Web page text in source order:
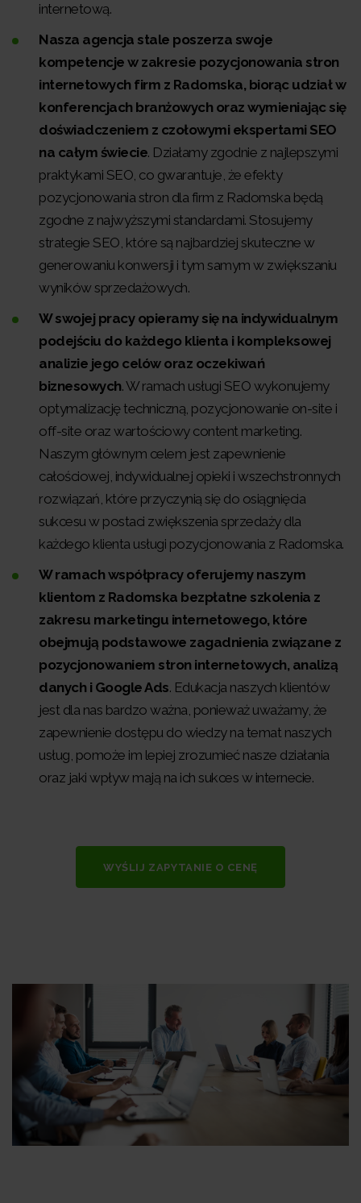
internetową.
Nasza agencja stale poszerza swoje
kompetencje w zakresie pozycjonowania stron
internetowych firm z Radomska, biorąc udział w
konferencjach branżowych oraz wymieniając się
doświadczeniem z czołowymi ekspertami SEO
na całym świecie. Działamy zgodnie z najlepszymi
praktykami SEO, co gwarantuje, że efekty
pozycjonowania stron dla firm z Radomska będą
zgodne z najwyższymi standardami. Stosujemy
strategie SEO, które są najbardziej skuteczne w
generowaniu konwersji i tym samym w zwiększaniu
wyników sprzedażowych.
W swojej pracy opieramy się na indywidualnym
podejściu do każdego klienta i kompleksowej
analizie jego celów oraz oczekiwań
biznesowych. W ramach usługi SEO wykonujemy
optymalizację techniczną, pozycjonowanie on-site i
off-site oraz wartościowy content marketing.
Naszym głównym celem jest zapewnienie
całościowej, indywidualnej opieki i wszechstronnych
rozwiązań, które przyczynią się do osiągnięcia
sukcesu w postaci zwiększenia sprzedaży dla
każdego klienta usługi pozycjonowania z Radomska.
W ramach współpracy oferujemy naszym
klientom z Radomska bezpłatne szkolenia z
zakresu marketingu internetowego, które
obejmują podstawowe zagadnienia związane z
pozycjonowaniem stron internetowych, analizą
danych i Google Ads. Edukacja naszych klientów
jest dla nas bardzo ważna, ponieważ uważamy, że
zapewnienie dostępu do wiedzy na temat naszych
usług, pomoże im lepiej zrozumieć nasze działania
oraz jaki wpływ mają na ich sukces w internecie.
WYŚLIJ ZAPYTANIE O CENĘ